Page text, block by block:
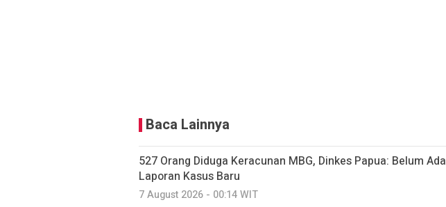
Baca Lainnya
527 Orang Diduga Keracunan MBG, Dinkes Papua: Belum Ada
Laporan Kasus Baru
7 August 2026 - 00:14 WIT